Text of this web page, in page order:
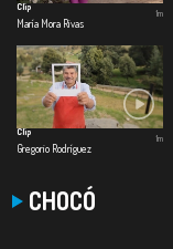
Clip
María Mora Rivas
1m
Clip
Gregorio Rodríguez
1m
CHOCÓ